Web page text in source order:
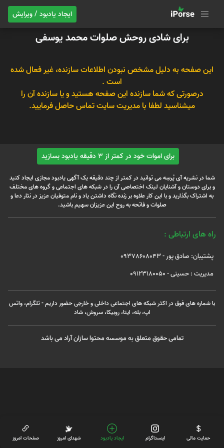
ایجاد یادبود / ویرایش
برای شادی روحش صلوات محمد یوسفی
این صفحه به دلیل مشخص نبودن اطلاعات سازنده، غیر فعال شده
است .
درصورتی که شما سازنده این صفحه هستید و یا سازنده آن را
میشناسید لطفا با مدیریت سایت تماس حاصل فرمایید.
برای اموات خود در کمتر از 3 دقیقه یادبود بسازید
شما در نشریه آی پُرسِه می توانید در کمتر از چند دقیقه یک آگهی یادبود مجازی ایجاد کنید
و برای دوستان و آشنایان لینک اختصاصی آن را در شبکه های اجتماعی و گروه های مختلف
به اشتراک بگذارید و با این کار علاوه بر زنده نگاه داشتن یاد و نام متوفیان عزیز در نثار دعا و
صلوات و فاتحه به روح این عزیزان سهیم باشید.
راه های ارتباطی :
پشتیبان: صادق پور - 09378608043
مدیریت : حسینی - 09123180050
با شماره های فوق در اکثر شبکه های اجتماعی داخلی و خارجی حضور داریم - تلگرام، واتس
اپ، بله، ایتا، روبیکا، سروش، شاد
تمامی حقوق متعلق به موسسه محتوا سازان آراد می باشد
حمایت مالی اینستاگرام ایجاد یادبود شهدای امروز صفحات امروز